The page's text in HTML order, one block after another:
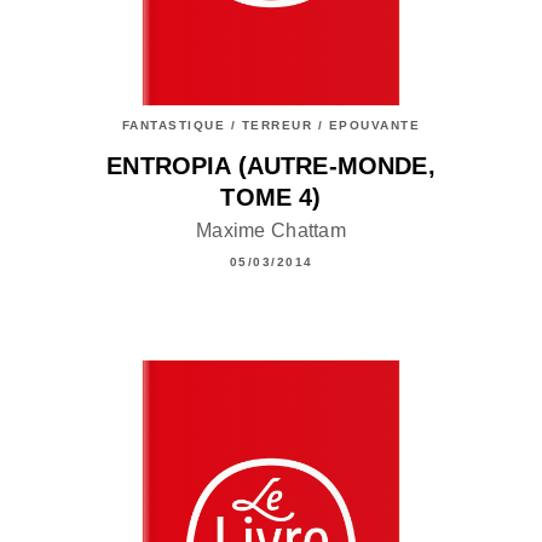
FANTASTIQUE / TERREUR / EPOUVANTE
ENTROPIA (AUTRE-MONDE,
TOME 4)
Maxime Chattam
05/03/2014